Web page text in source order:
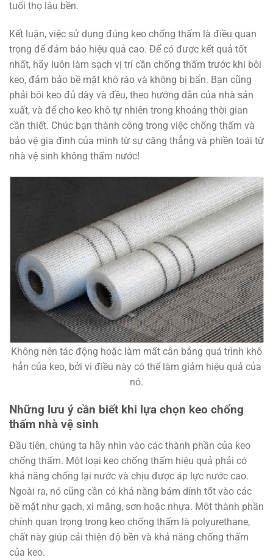
tuổi thọ lâu bền.
Kết luận, việc sử dụng đúng keo chống thấm là điều quan
trọng để đảm bảo hiệu quả cao. Để có được kết quả tốt
nhất, hãy luôn làm sạch vị trí cần chống thấm trước khi bôi
keo, đảm bảo bề mặt khô ráo và không bị bẩn. Bạn cũng
phải bôi keo đủ dày và đều, theo hướng dẫn của nhà sản
xuất, và để cho keo khô tự nhiên trong khoảng thời gian
cần thiết. Chúc bạn thành công trong việc chống thấm và
bảo vệ gia đình của mình từ sự căng thẳng và phiền toái từ
nhà vệ sinh không thấm nước!
Không nên tác động hoặc làm mất cân bằng quá trình khô
hẳn của keo, bởi vì điều này có thể làm giảm hiệu quả của
nó.
Những lưu ý cần biết khi lựa chọn keo chống
thấm nhà vệ sinh
Đầu tiên, chúng ta hãy nhìn vào các thành phần của keo
chống thấm. Một loại keo chống thấm hiệu quả phải có
khả năng chống lại nước và chịu được áp lực nước cao.
Ngoài ra, nó cũng cần có khả năng bám dính tốt vào các
bề mặt như gạch, xi măng, sơn hoặc nhựa. Một thành phần
chính quan trọng trong keo chống thấm là polyurethane,
chất này giúp cải thiện độ bền và khả năng chống thấm
của keo.